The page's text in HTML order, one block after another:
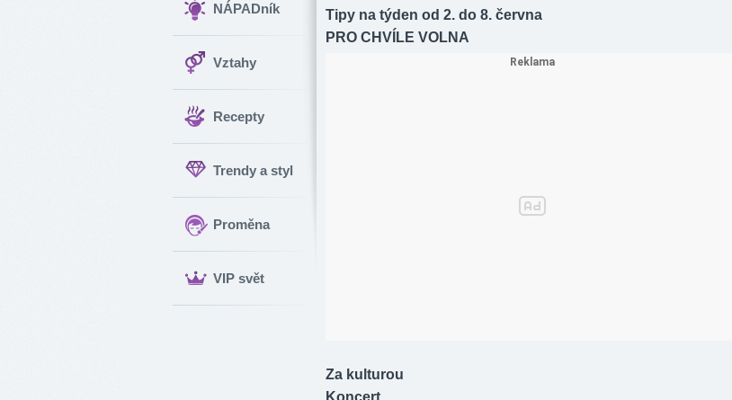
NÁPADník
Vztahy
Recepty
Trendy a styl
Proměna
VIP svět
Tipy na týden od 2. do 8. června
PRO CHVÍLE VOLNA
Za kulturou
Koncert